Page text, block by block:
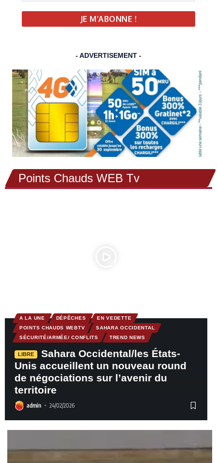
- ADVERTISEMENT -
Points Chauds WEB Tv
A LA UNE DÉPÊCHES
EN VEDETTE
POINTS CHAUDS WEBTV
SAHARA OCCIDENTAL
SÉCURITÉ/ARMÉE/ CONFLITS
TREND NEWS
LIBRE
Sahara Occidental/les États-
Unis accueillent un nouveau round
de négociations sur l’avenir du
territoire
admin 24/02/2026